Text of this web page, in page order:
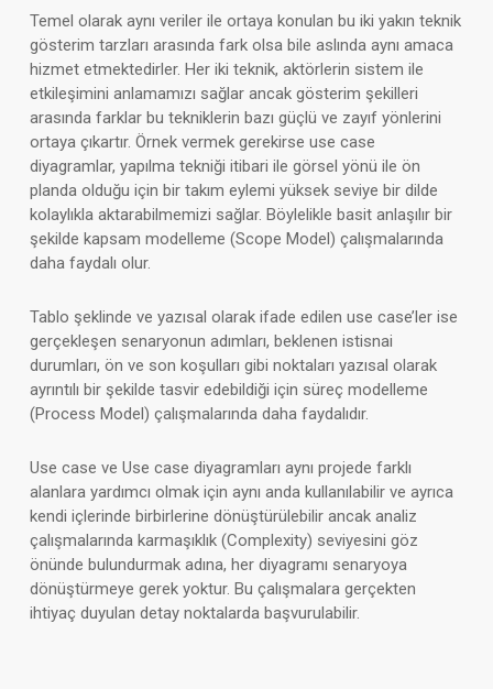
Temel olarak aynı veriler ile ortaya konulan bu iki yakın teknik
gösterim tarzları arasında fark olsa bile aslında aynı amaca
hizmet etmektedirler. Her iki teknik, aktörlerin sistem ile
etkileşimini anlamamızı sağlar ancak gösterim şekilleri
arasında farklar bu tekniklerin bazı güçlü ve zayıf yönlerini
ortaya çıkartır. Örnek vermek gerekirse use case
diyagramlar, yapılma tekniği itibari ile görsel yönü ile ön
planda olduğu için bir takım eylemi yüksek seviye bir dilde
kolaylıkla aktarabilmemizi sağlar. Böylelikle basit anlaşılır bir
şekilde kapsam modelleme (Scope Model) çalışmalarında
daha faydalı olur.
Tablo şeklinde ve yazısal olarak ifade edilen use case’ler ise
gerçekleşen senaryonun adımları, beklenen istisnai
durumları, ön ve son koşulları gibi noktaları yazısal olarak
ayrıntılı bir şekilde tasvir edebildiği için süreç modelleme
(Process Model) çalışmalarında daha faydalıdır.
Use case ve Use case diyagramları aynı projede farklı
alanlara yardımcı olmak için aynı anda kullanılabilir ve ayrıca
kendi içlerinde birbirlerine dönüştürülebilir ancak analiz
çalışmalarında karmaşıklık (Complexity) seviyesini göz
önünde bulundurmak adına, her diyagramı senaryoya
dönüştürmeye gerek yoktur. Bu çalışmalara gerçekten
ihtiyaç duyulan detay noktalarda başvurulabilir.